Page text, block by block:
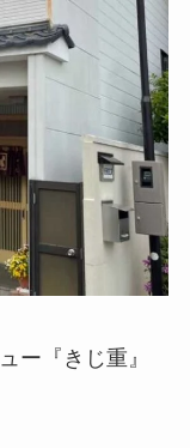
ー『きじ重』